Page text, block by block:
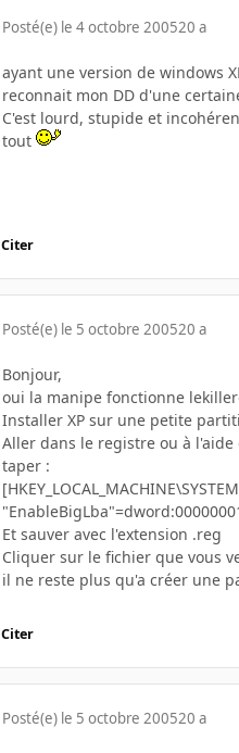
Posté(e) le 4 octobre 200520 a
ayant une version de windows
reconnait mon DD d'une
C'est lourd, stupide et
tout
Citer
Posté(e) le 5 octobre 200520 a
Bonjour,
oui la manipe fonctionne
Installer XP sur une petite
Aller dans le registre ou à
taper :
Et sauver avec l'extension .reg
Cliquer sur le fichier que vous
il ne reste plus qu'a créer une
Citer
Posté(e) le 5 octobre 200520 a